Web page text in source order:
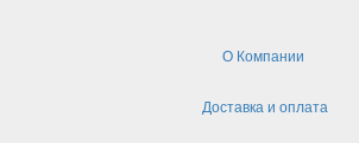
О Компании
Доставка и оплата